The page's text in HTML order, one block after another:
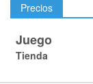
Precios
Juego
Tienda